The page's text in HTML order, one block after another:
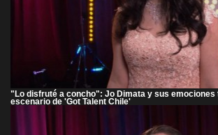
"Lo disfruté a concho": Jo Dimata y sus emociones
escenario de 'Got Talent Chile'